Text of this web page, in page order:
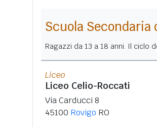
Scuola Secondaria
Ragazzi da 13 a 18 anni. Il ciclo
Liceo
Liceo Celio-Roccati
Via Carducci 8
45100 Rovigo RO